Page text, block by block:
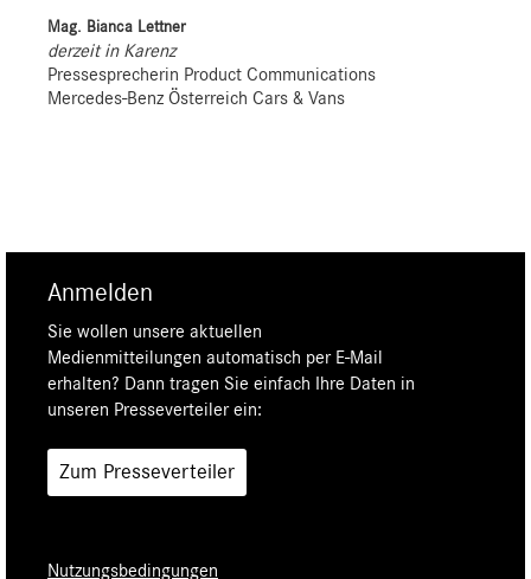
Mag. Bianca Lettner
derzeit in Karenz
Pressesprecherin Product Communications
Mercedes-Benz Österreich Cars & Vans
Anmelden
Sie wollen unsere aktuellen
Medienmitteilungen automatisch per E-Mail
erhalten? Dann tragen Sie einfach Ihre Daten in
unseren Presseverteiler ein:
Zum Presseverteiler
Nutzungsbedingungen